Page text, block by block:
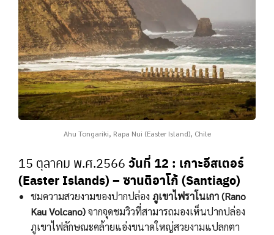
Ahu Tongariki, Rapa Nui (Easter Island), Chile
15 ตุลาคม พ.ศ.2566 วันที่ 12 : เกาะอีสเตอร์
(Easter Islands) – ซานติอาโก้ (Santiago)
ชมความสวยงามของปากปล่อง ภูเขาไฟราโนเกา (Rano
Kau Volcano)จากจุดชมวิวที่สามารถมองเห็นปากปล่อง
ภูเขาไฟลักษณะคล้ายแอ่งขนาดใหญ่สวยงามแปลกตา